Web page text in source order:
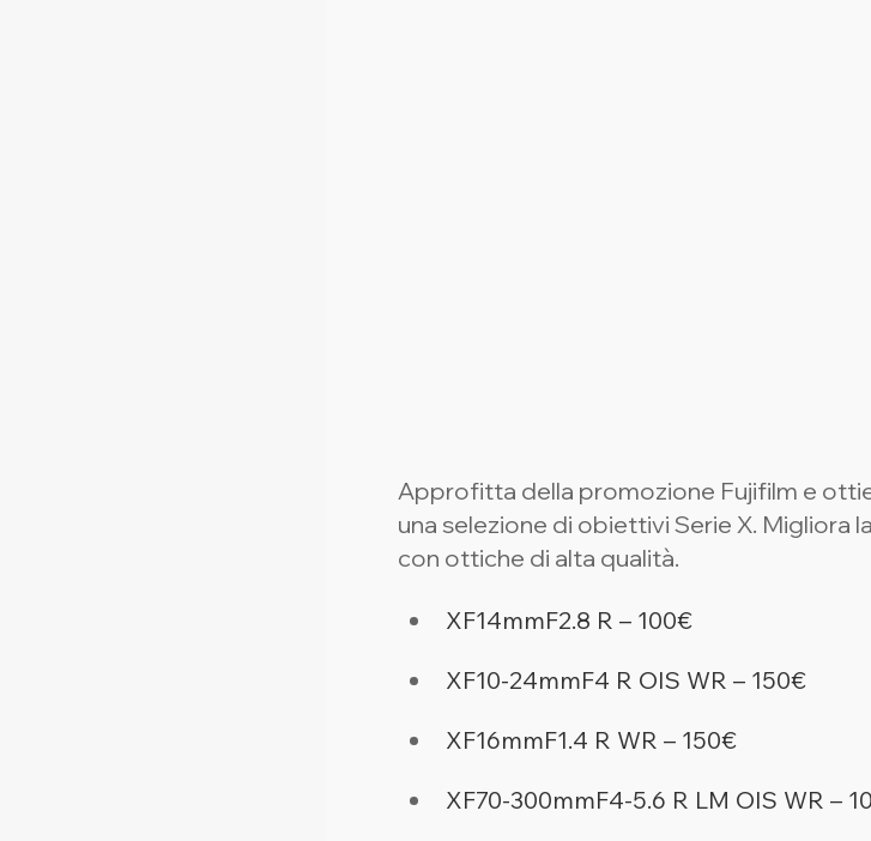
Approfitta della promozione Fujifilm e
una selezione di obiettivi Serie X. Migliora
con ottiche di alta qualità.
XF14mmF2.8 R – 100€
XF10-24mmF4 R OIS WR – 150€
XF16mmF1.4 R WR – 150€
XF70-300mmF4-5.6 R LM OIS WR –